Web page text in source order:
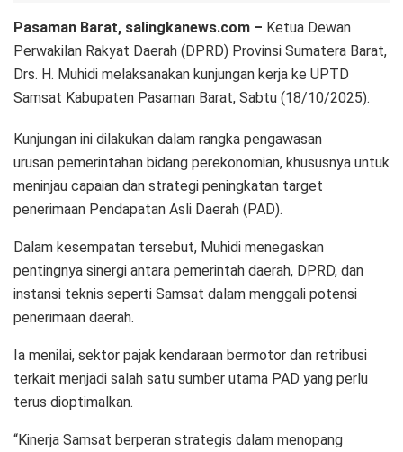
Pasaman Barat, salingkanews.com – Ketua Dewan
Perwakilan Rakyat Daerah (DPRD) Provinsi Sumatera Barat,
Drs. H. Muhidi melaksanakan kunjungan kerja ke UPTD
Samsat Kabupaten Pasaman Barat, Sabtu (18/10/2025).
Kunjungan ini dilakukan dalam rangka pengawasan
urusan pemerintahan bidang perekonomian, khususnya untuk
meninjau capaian dan strategi peningkatan target
penerimaan Pendapatan Asli Daerah (PAD).
Dalam kesempatan tersebut, Muhidi menegaskan
pentingnya sinergi antara pemerintah daerah, DPRD, dan
instansi teknis seperti Samsat dalam menggali potensi
penerimaan daerah.
Ia menilai, sektor pajak kendaraan bermotor dan retribusi
terkait menjadi salah satu sumber utama PAD yang perlu
terus dioptimalkan.
“Kinerja Samsat berperan strategis dalam menopang